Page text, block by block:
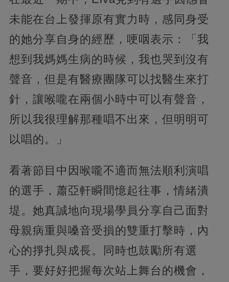
未能在台上發揮原有實力時，感同身受
的她分享自身的經歷，哽咽表示：「我
想到我媽媽生病的時候，我也哭到沒有
聲音，但是有醫療團隊可以找醫生來打
針，讓喉嚨在兩個小時中可以有聲音，
所以我很理解那種唱不出來，但明明可
以唱的。」
看著節目中因喉嚨不適而無法順利演唱
的選手，蕭亞軒瞬間憶起往事，情緒潰
堤。她真誠地向現場學員分享自己面對
母親病重與嗓音受損的雙重打擊時，內
心的掙扎與成長。同時也鼓勵所有選
手，要好好把握每次站上舞台的機會，